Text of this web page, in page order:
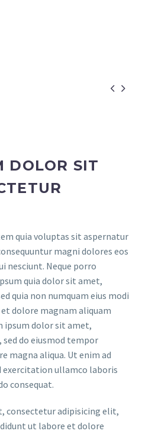
 
DOLOR SIT
quia voluptas sit aspernatur
magni dolores eos
nesciunt. Neque porro
quia dolor sit amet,
quia non numquam eius modi
dolore magnam aliquam
ipsum dolor sit amet,
do eiusmod tempor
magna aliqua. Ut enim ad
exercitation ullamco laboris
consequat.
consectetur adipisicing elit,
ut labore et dolore